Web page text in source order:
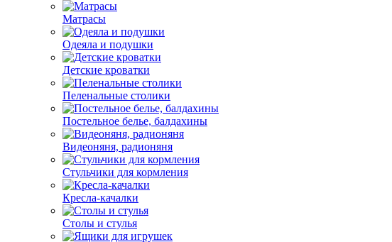
Матрасы
Одеяла и подушки
Детские кроватки
Пеленальные столики
Постельное белье, балдахины
Видеоняня, радионяня
Стульчики для кормления
Кресла-качалки
Столы и стулья